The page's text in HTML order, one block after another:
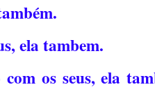
ela tambem.
com os seus, ela